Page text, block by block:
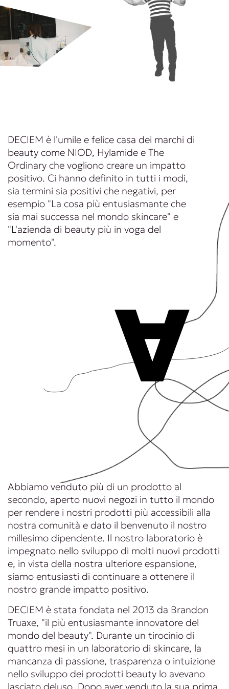
DECIEM è l'umile e felice casa dei marchi di
beauty come NIOD, Hylamide e The
Ordinary che vogliono creare un impatto
positivo. Ci hanno definito in tutti i modi,
sia termini sia positivi che negativi, per
esempio "La cosa più entusiasmante che
sia mai successa nel mondo skincare" e
"L'azienda di beauty più in voga del
momento".
A
Abbiamo venduto più di un prodotto al
secondo, aperto nuovi negozi in tutto il mondo
per rendere i nostri prodotti più accessibili alla
nostra comunità e dato il benvenuto il nostro
millesimo dipendente. Il nostro laboratorio è
impegnato nello sviluppo di molti nuovi prodotti
e, in vista della nostra ulteriore espansione,
siamo entusiasti di continuare a ottenere il
nostro grande impatto positivo.
DECIEM è stata fondata nel 2013 da Brandon
Truaxe, "il più entusiasmante innovatore del
mondo del beauty". Durante un tirocinio di
quattro mesi in un laboratorio di skincare, la
mancanza di passione, trasparenza o intuizione
nello sviluppo dei prodotti beauty lo avevano
lasciato deluso. Dopo aver venduto la sua prima